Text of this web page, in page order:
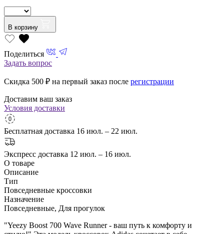
В корзину
Поделиться
Задать вопрос
Скидка 500 ₽ на первый заказ после регистрации
Доставим ваш заказ
Условия доставки
Бесплатная доставка 16 июл. – 22 июл.
Экспресс доставка 12 июл. – 16 июл.
О товаре
Описание
Тип
Повседневные кроссовки
Назначение
Повседневные, Для прогулок
"Yeezy Boost 700 Wave Runner - ваш путь к комфорту и